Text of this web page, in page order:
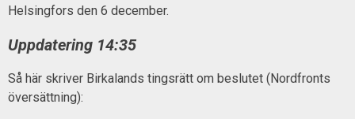
Helsingfors den 6 december.
Uppdatering 14:35
Så här skriver Birkalands tingsrätt om beslutet (Nordfronts
översättning):